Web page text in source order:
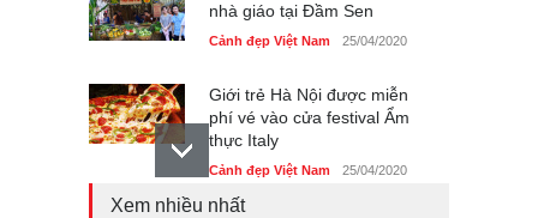
nhà giáo tại Đầm Sen
Cảnh đẹp Việt Nam 25/04/2020
Giới trẻ Hà Nội được miễn
phí vé vào cửa festival Ẩm
thực Italy
Cảnh đẹp Việt Nam 25/04/2020
Xem nhiều nhất